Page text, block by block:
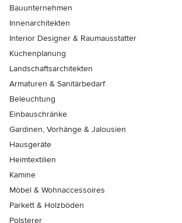
Bauunternehmen
Innenarchitekten
Interior Designer & Raumausstatter
Küchenplanung
Landschaftsarchitekten
Armaturen & Sanitärbedarf
Beleuchtung
Einbauschränke
Gardinen, Vorhänge & Jalousien
Hausgeräte
Heimtextilien
Kamine
Möbel & Wohnaccessoires
Parkett & Holzböden
Polsterer